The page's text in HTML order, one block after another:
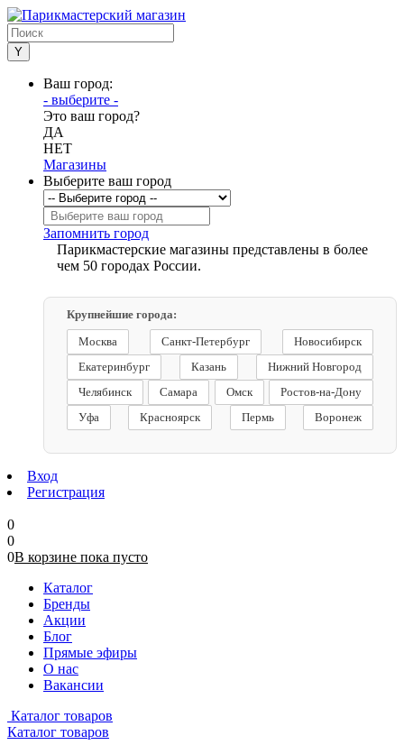
Ваш город:
- выберите -
Это ваш город?
ДА
НЕТ
Магазины
Выберите ваш город
Запомнить город
Парикмастерские магазины представлены в более
чем 50 городах России.
Крупнейшие города:
Москва
Санкт-Петербург
Новосибирск
Екатеринбург
Казань
Нижний Новгород
Челябинск
Самара Омск
Ростов-на-Дону
Уфа
Красноярск Пермь Воронеж
Вход
Регистрация
0
0
0В корзине пока пусто
Каталог
Бренды
Акции
Блог
Прямые эфиры
О нас
Вакансии
Каталог товаров
Каталог товаров